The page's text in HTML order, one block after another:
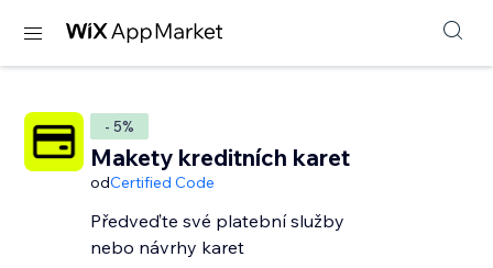
- 5%
Makety kreditních karet
odCertified Code
Předveďte své platební služby
nebo návrhy karet